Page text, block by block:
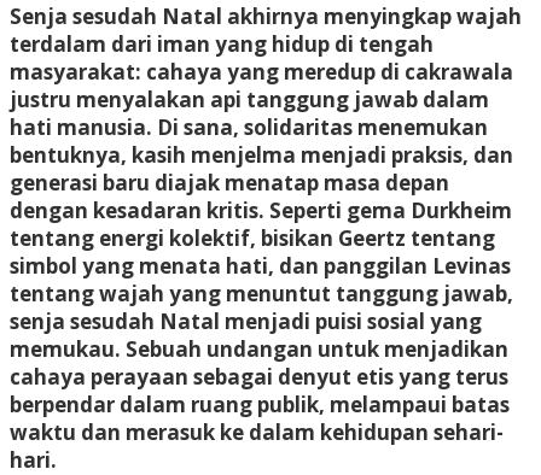
Senja sesudah Natal akhirnya menyingkap wajah
terdalam dari iman yang hidup di tengah
masyarakat: cahaya yang meredup di cakrawala
justru menyalakan api tanggung jawab dalam
hati manusia. Di sana, solidaritas menemukan
bentuknya, kasih menjelma menjadi praksis, dan
generasi baru diajak menatap masa depan
dengan kesadaran kritis. Seperti gema Durkheim
tentang energi kolektif, bisikan Geertz tentang
simbol yang menata hati, dan panggilan Levinas
tentang wajah yang menuntut tanggung jawab,
senja sesudah Natal menjadi puisi sosial yang
memukau. Sebuah undangan untuk menjadikan
cahaya perayaan sebagai denyut etis yang terus
berpendar dalam ruang publik, melampaui batas
waktu dan merasuk ke dalam kehidupan sehari-
hari.